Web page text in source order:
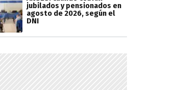
jubilados y pensionados en
agosto de 2026, según el
DNI